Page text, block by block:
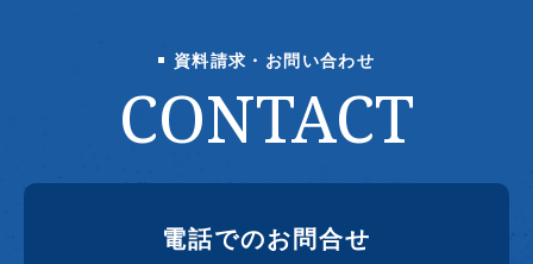
資料請求・お問い合わせ
CONTACT
電話でのお問合せ